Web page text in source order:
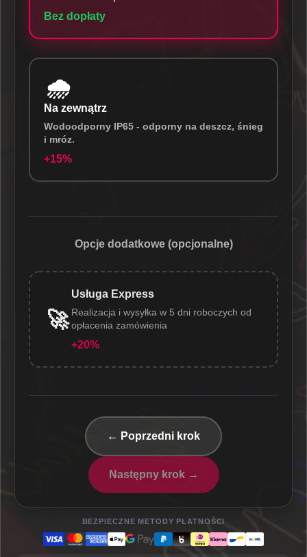
Bez dopłaty
🌧️
Na zewnątrz
Wodoodporny IP65 - odporny na deszcz, śnieg
i mróz.
+15%
Opcje dodatkowe (opcjonalne)
🚀
Usługa Express
Realizacja i wysyłka w 5 dni roboczych od
opłacenia zamówienia
+20%
← Poprzedni krok
Następny krok →
BEZPIECZNE METODY PŁATNOŚCI